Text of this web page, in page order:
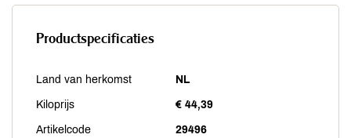
Productspecificaties
Land van herkomst NL
Kiloprijs € 44,39
Artikelcode 29496